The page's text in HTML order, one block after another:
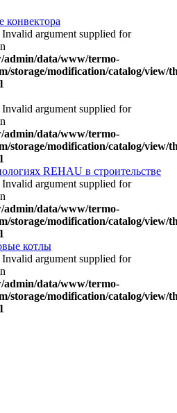
конвектора
Invalid argument supplied for
admin/data/www/termo-
storage/modification/catalog/view/
Invalid argument supplied for
admin/data/www/termo-
storage/modification/catalog/view/
REHAU в строительстве
Invalid argument supplied for
admin/data/www/termo-
storage/modification/catalog/view/
котлы
Invalid argument supplied for
admin/data/www/termo-
storage/modification/catalog/view/